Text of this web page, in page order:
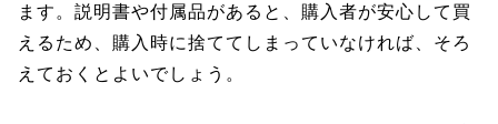
ます。説明書や付属品があると、購入者が安心して買
えるため、購入時に捨ててしまっていなければ、そろ
えておくとよいでしょう。